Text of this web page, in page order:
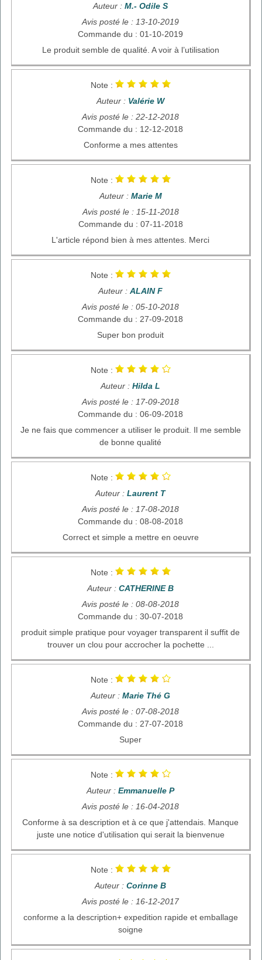
Auteur : M.- Odile S
Avis posté le : 13-10-2019
Commande du : 01-10-2019
Le produit semble de qualité. A voir à l’utilisation
Note :
Auteur : Valérie W
Avis posté le : 22-12-2018
Commande du : 12-12-2018
Conforme a mes attentes
Note :
Auteur : Marie M
Avis posté le : 15-11-2018
Commande du : 07-11-2018
L'article répond bien à mes attentes. Merci
Note :
Auteur : ALAIN F
Avis posté le : 05-10-2018
Commande du : 27-09-2018
Super bon produit
Note :
Auteur : Hilda L
Avis posté le : 17-09-2018
Commande du : 06-09-2018
Je ne fais que commencer a utiliser le produit. Il me semble
de bonne qualité
Note :
Auteur : Laurent T
Avis posté le : 17-08-2018
Commande du : 08-08-2018
Correct et simple a mettre en oeuvre
Note :
Auteur : CATHERINE B
Avis posté le : 08-08-2018
Commande du : 30-07-2018
produit simple pratique pour voyager transparent il suffit de
trouver un clou pour accrocher la pochette ...
Note :
Auteur : Marie Thé G
Avis posté le : 07-08-2018
Commande du : 27-07-2018
Super
Note :
Auteur : Emmanuelle P
Avis posté le : 16-04-2018
Conforme à sa description et à ce que j'attendais. Manque
juste une notice d'utilisation qui serait la bienvenue
Note :
Auteur : Corinne B
Avis posté le : 16-12-2017
conforme a la description+ expedition rapide et emballage
soigne